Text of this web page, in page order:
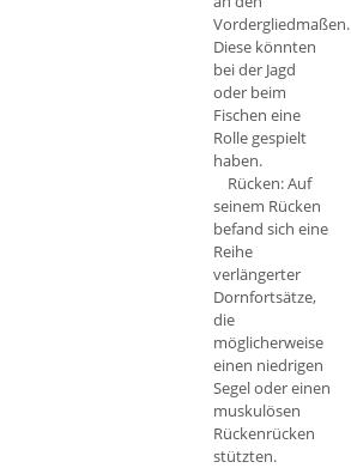
Vordergliedmaßen.
Diese könnten
bei der Jagd
oder beim
Fischen eine
Rolle gespielt
haben.
Rücken: Auf
seinem Rücken
befand sich eine
Reihe
verlängerter
Dornfortsätze,
die
möglicherweise
einen niedrigen
Segel oder einen
muskulösen
Rückenrücken
stützten.